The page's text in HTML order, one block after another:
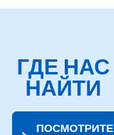
ГДЕ НАС
НАЙТИ
ПОСМОТРИТЕ